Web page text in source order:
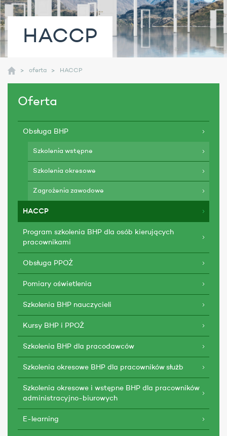
HACCP
oferta HACCP
Oferta
Obsługa BHP
Szkolenia wstępne
Szkolenia okresowe
Zagrożenia zawodowe
HACCP
Program szkolenia BHP dla osób kierujących
pracownikami
Obsługa PPOŻ
Pomiary oświetlenia
Szkolenia BHP nauczycieli
Kursy BHP i PPOŻ
Szkolenia BHP dla pracodawców
Szkolenia okresowe BHP dla pracowników służb
Szkolenia okresowe i wstępne BHP dla pracowników
administracyjno-biurowych
E-learning